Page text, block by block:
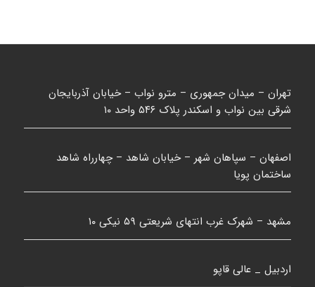
تهران – میدان جمهوری – مترو نواب – خیابان آذربایجان
شرقی بین نواب و اسکندر پلاک ۵۴۶ واحد ۱۰
اصفهان – سپاهان شهر – خیابان شاهد – چهارراه شاهد
ساختمان پویا
مشهد – شهرک غرب انتهای شریعتی ۵۹ نیکی ۱۰
اردبیل _ عالی قاپو